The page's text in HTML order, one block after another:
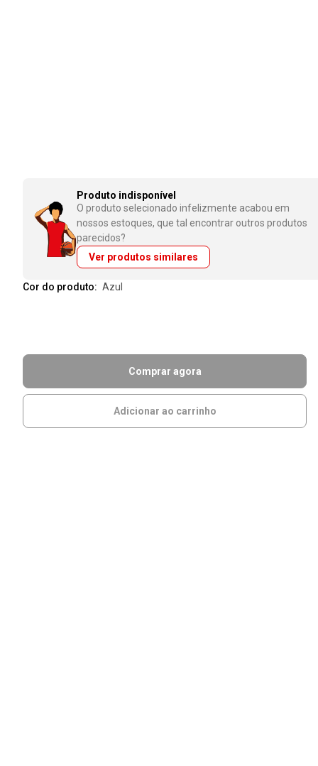
Produto indisponível
O produto selecionado infelizmente acabou em
nossos estoques, que tal encontrar outros produtos
parecidos?
Ver produtos similares
Cor do produto: azul
Comprar agora
Adicionar ao carrinho